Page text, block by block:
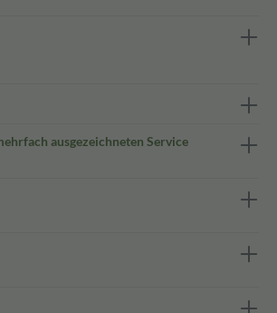
ausgezeichneten Service